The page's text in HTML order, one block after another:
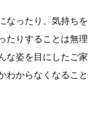
なったり、気持ちを
たりすることは無理
な姿を目にしたご家
わからなくなること